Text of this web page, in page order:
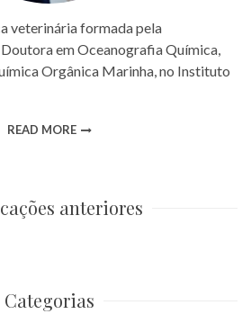
veterinária formada pela
em Oceanografia Química,
Orgânica Marinha, no Instituto
READ MORE
anteriores
Categorias